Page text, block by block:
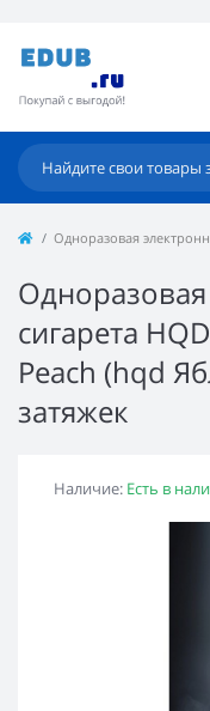
Одноразовая
сигарета
Peach (hqd
затяжек
Наличие: Есть в